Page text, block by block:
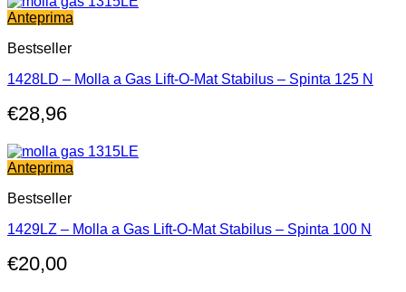
Anteprima
Bestseller
1428LD – Molla a Gas Lift-O-Mat Stabilus – Spinta 125 N
€28,96
Anteprima
Bestseller
1429LZ – Molla a Gas Lift-O-Mat Stabilus – Spinta 100 N
€20,00